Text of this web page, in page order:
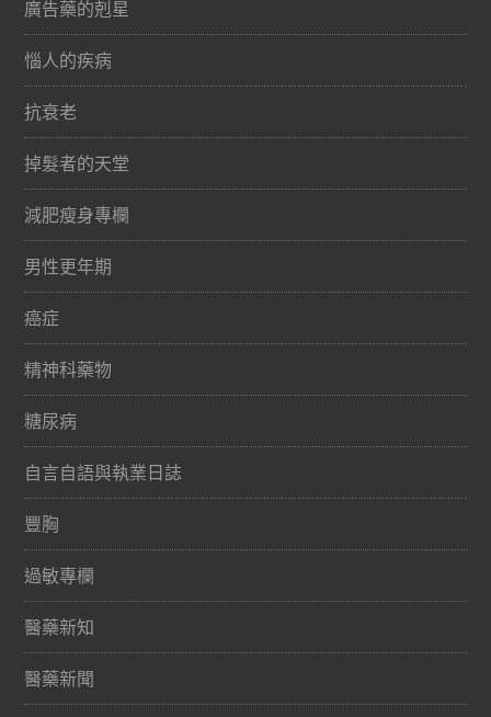
廣告藥的剋星
惱人的疾病
抗衰老
掉髮者的天堂
減肥瘦身專欄
男性更年期
癌症
精神科藥物
糖尿病
自言自語與執業日誌
豐胸
過敏專欄
醫藥新知
醫藥新聞